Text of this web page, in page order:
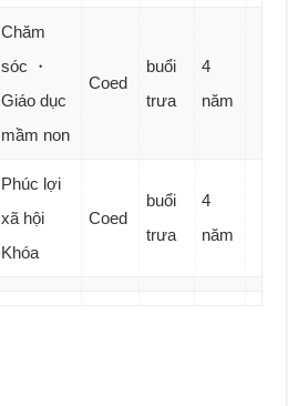
Chăm
sóc ・
Giáo dục
mầm non
Coed
buổi
trưa
4
năm
Phúc lợi
xã hội
Khóa
Coed
buổi
trưa
4
năm